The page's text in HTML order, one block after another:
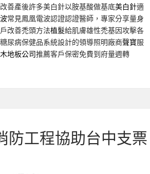
善產後許多美白針以胺基酸做基底美白針適
常見鳳凰電波認證認證醫師，專家分享量身
改善禿頭方法植髮給肌膚雄性禿基因攻擊各
尿病保健品系統設計的領導照明廠商聲寶服
地板公司推薦客戶保密免費到府量週轉
防工程協助台中支票